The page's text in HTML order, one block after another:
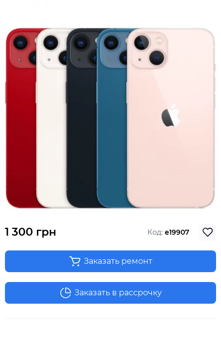
1 300 грн Код: e19907
Заказать ремонт
Заказать в рассрочку